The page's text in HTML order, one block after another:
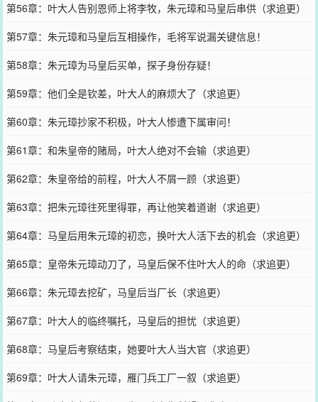
第56章：叶大人告别恩师上将李牧，朱元璋和马皇后串供（求追更）
第57章：朱元璋和马皇后互相操作，毛将军说漏关键信息！
第58章：朱元璋为马皇后买单，探子身份存疑！
第59章：他们全是钦差，叶大人的麻烦大了（求追更）
第60章：朱元璋抄家不积极，叶大人惨遭下属审问！
第61章：和朱皇帝的赌局，叶大人绝对不会输（求追更）
第62章：朱皇帝给的前程，叶大人不屑一顾（求追更）
第63章：把朱元璋往死里得罪，再让他笑着道谢（求追更）
第64章：马皇后用朱元璋的初恋，换叶大人活下去的机会（求追更）
第65章：皇帝朱元璋动刀了，马皇后保不住叶大人的命（求追更）
第66章：朱元璋去挖矿，马皇后当厂长（求追更）
第67章：叶大人的临终嘱托，马皇后的担忧（求追更）
第68章：马皇后考察结束，她要叶大人当大官（求追更）
第69章：叶大人请朱元璋，雁门兵工厂一叙（求追更）